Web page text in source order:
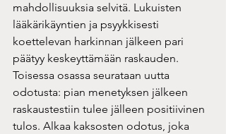
mahdollisuuksia selvitä. Lukuisten
lääkärikäyntien ja psyykkisesti
koettelevan harkinnan jälkeen pari
päätyy keskeyttämään raskauden.
Toisessa osassa seurataan uutta
odotusta: pian menetyksen jälkeen
raskaustestiin tulee jälleen positiivinen
tulos. Alkaa kaksosten odotus, joka